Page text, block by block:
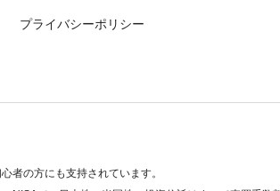
プライバシーポリシー
者の方にも支持されています。